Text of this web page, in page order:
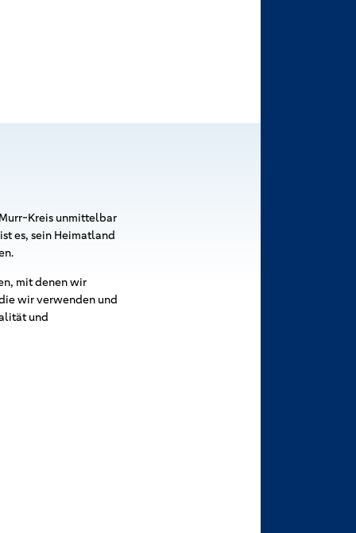
Kreis unmittelbar
es, sein Heimatland
mit denen wir
wir verwenden und
und